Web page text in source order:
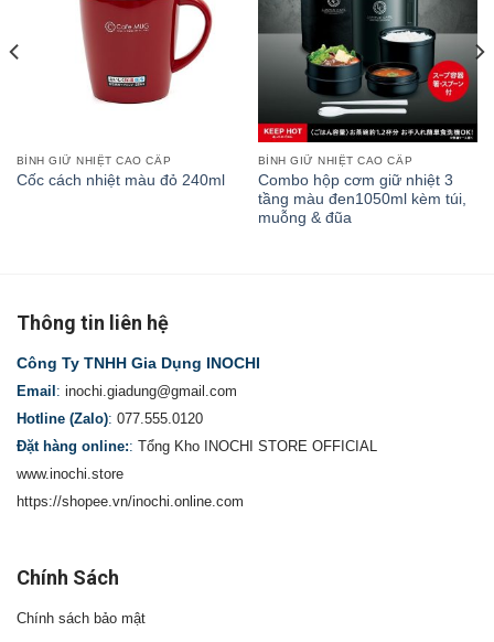
BÌNH GIỮ NHIỆT CAO CẤP
Cốc cách nhiệt màu đỏ 240ml
BÌNH GIỮ NHIỆT CAO CẤP
Combo hộp cơm giữ nhiệt 3
tầng màu đen1050ml kèm túi,
muỗng & đũa
Thông tin liên hệ
Công Ty TNHH Gia Dụng INOCHI
Email: inochi.giadung@gmail.com
Hotline (Zalo): 077.555.0120
Đặt hàng online:: Tổng Kho INOCHI STORE OFFICIAL
www.inochi.store
https://shopee.vn/inochi.online.com
Chính Sách
Chính sách bảo mật